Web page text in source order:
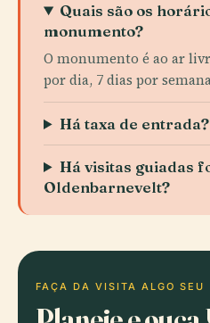
Quais são os
monumento?
O monumento é ao ar
por dia, 7 dias por
Há taxa de entrada?
Há visitas guiadas
Oldenbarnevelt?
FAÇA DA VISITA ALGO SEU